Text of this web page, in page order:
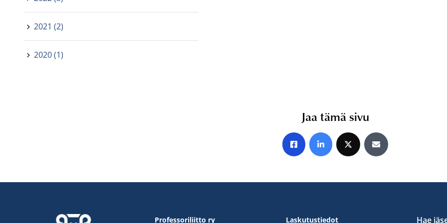
2021 (2)
2020 (1)
Jaa tämä sivu
Jaa Facebookissa
Jaa LinkedInissä
Jaa X:ssäJaa sähköpostitse
Professoriliitto ry Laskutustiedot Hae